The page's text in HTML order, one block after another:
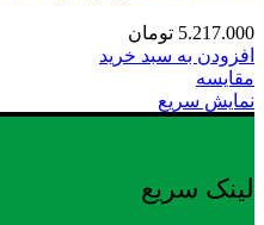
5.217.000 تومان
افزودن به سبد خرید
مقایسه
نمایش سریع
لینک سریع